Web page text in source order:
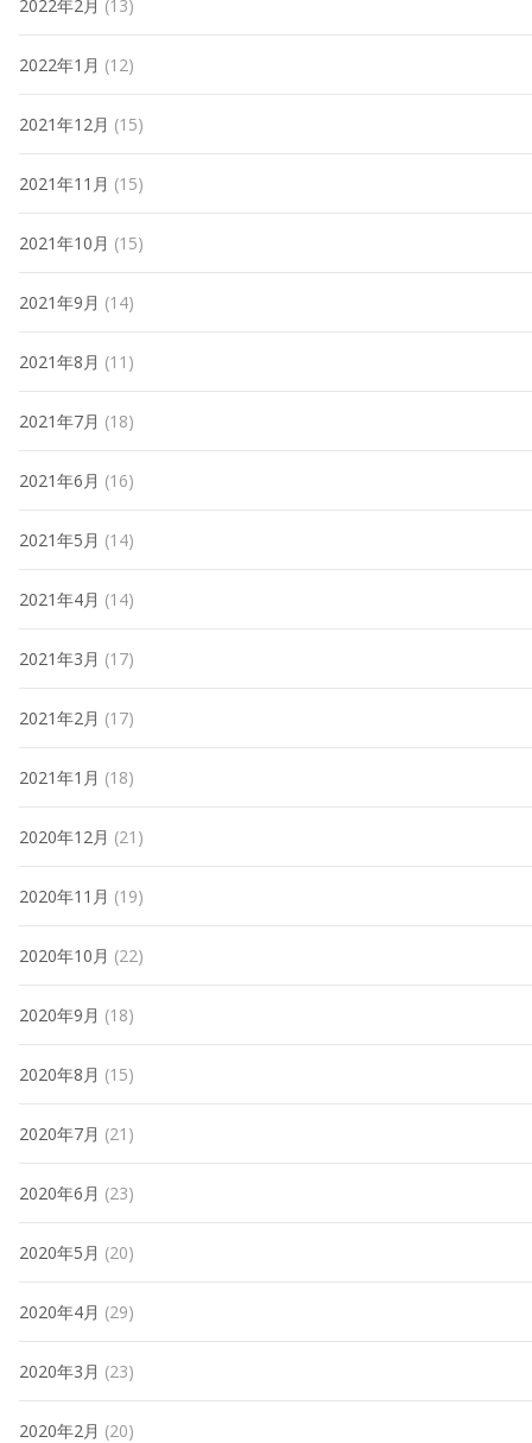
2022年2月 (13)
2022年1月 (12)
2021年12月 (15)
2021年11月 (15)
2021年10月 (15)
2021年9月 (14)
2021年8月 (11)
2021年7月 (18)
2021年6月 (16)
2021年5月 (14)
2021年4月 (14)
2021年3月 (17)
2021年2月 (17)
2021年1月 (18)
2020年12月 (21)
2020年11月 (19)
2020年10月 (22)
2020年9月 (18)
2020年8月 (15)
2020年7月 (21)
2020年6月 (23)
2020年5月 (20)
2020年4月 (29)
2020年3月 (23)
2020年2月 (20)